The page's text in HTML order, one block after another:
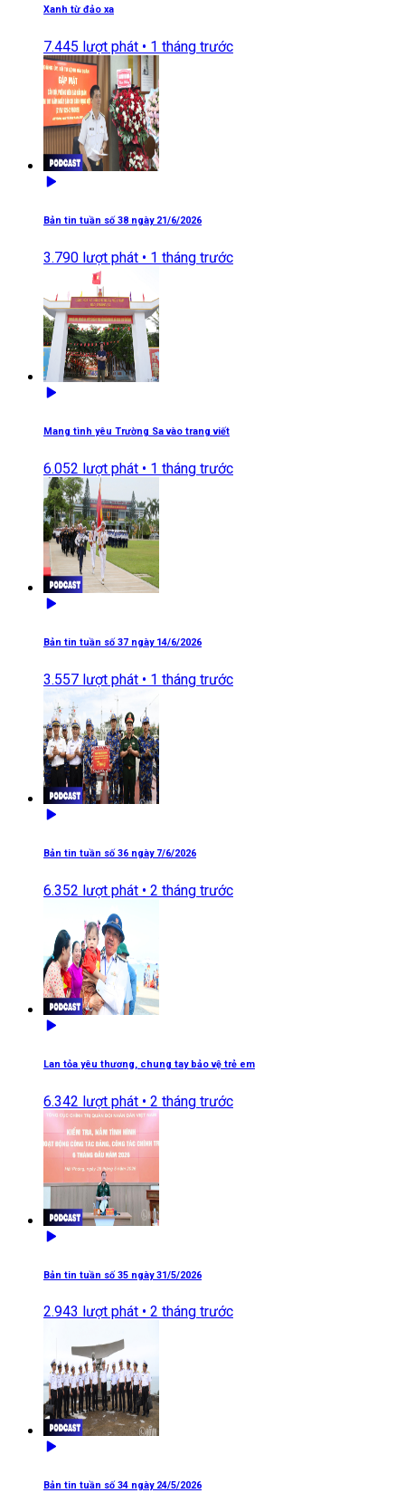
Xanh từ đảo xa
7.445 lượt phát • 1 tháng trước
Bản tin tuần số 38 ngày 21/6/2026
3.790 lượt phát • 1 tháng trước
Mang tình yêu Trường Sa vào trang viết
6.052 lượt phát • 1 tháng trước
Bản tin tuần số 37 ngày 14/6/2026
3.557 lượt phát • 1 tháng trước
Bản tin tuần số 36 ngày 7/6/2026
6.352 lượt phát • 2 tháng trước
Lan tỏa yêu thương, chung tay bảo vệ trẻ em
6.342 lượt phát • 2 tháng trước
Bản tin tuần số 35 ngày 31/5/2026
2.943 lượt phát • 2 tháng trước
Bản tin tuần số 34 ngày 24/5/2026